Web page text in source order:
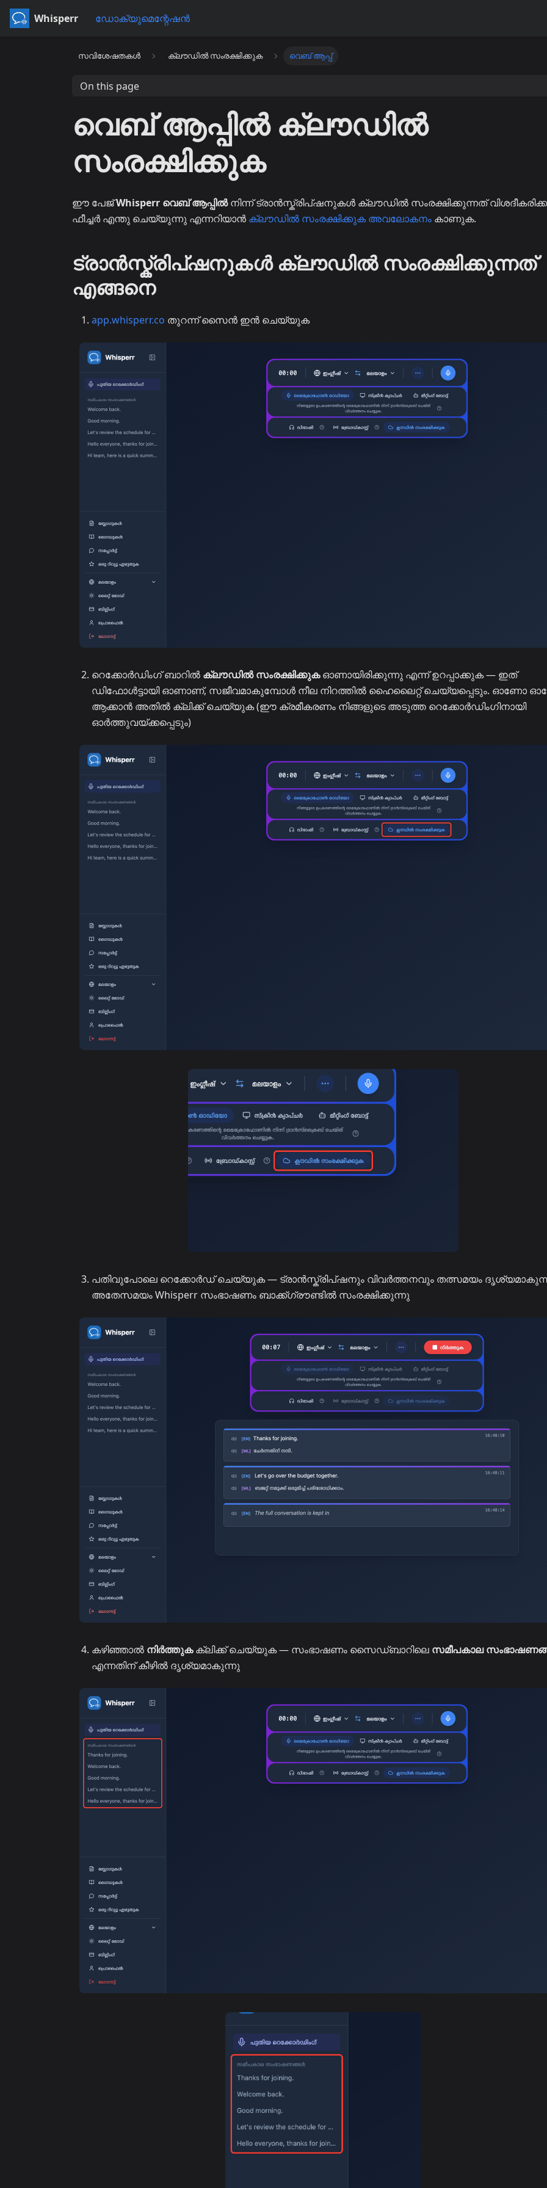
Whisperr ഡോക്യുമെന്റേഷൻ
സവിശേഷതകൾ ക്ലൗഡിൽ സംരക്ഷിക്കുക വെബ് ആപ്പ്
On this page
വെബ് ആപ്പിൽ ക്ലൗഡിൽ
സംരക്ഷിക്കുക
ഈ പേജ്Whisperr വെബ് ആപ്പിൽനിന്ന് ട്രാൻസ്ക്രിപ്ഷനുകൾ ക്ലൗഡിൽ സംരക്ഷിക്കുന്നത്
ഫീച്ചർ എന്തു ചെയ്യുന്നു എന്നറിയാൻ ക്ലൗഡിൽ സംരക്ഷിക്കുക അവലോകനം കാണുക.
ട്രാൻസ്ക്രിപ്ഷനുകൾ ക്ലൗഡിൽ സംരക്ഷിക്കുന്നത്
എങ്ങനെ
app.whisperr.co തുറന്ന് സൈൻ ഇൻ ചെയ്യുക
റെക്കോർഡിംഗ് ബാറിൽ ക്ലൗഡിൽ സംരക്ഷിക്കുകഓണായിരിക്കുന്നു എന്ന് ഉറപ്പാക്കുക — ഇത്
ഡിഫോൾട്ടായി ഓണാണ്, സജീവമാകുമ്പോൾ നീല നിറത്തിൽ ഹൈലൈറ്റ് ചെയ്യപ്പെടും. ഓണോ
ആക്കാൻ അതിൽ ക്ലിക്ക് ചെയ്യുക (ഈ ക്രമീകരണം നിങ്ങളുടെ അടുത്ത റെക്കോർഡിംഗിനായി
ഓർത്തുവയ്ക്കപ്പെടും)
പതിവുപോലെ റെക്കോർഡ് ചെയ്യുക — ട്രാൻസ്ക്രിപ്ഷനും വിവർത്തനവും തത്സമയം
അതേസമയം Whisperr സംഭാഷണം ബാക്ക്ഗ്രൗണ്ടിൽ സംരക്ഷിക്കുന്നു
കഴിഞ്ഞാൽ നിർത്തുകക്ലിക്ക് ചെയ്യുക — സംഭാഷണം സൈഡ്ബാറിലെ സമീപകാല
എന്നതിന് കീഴിൽ ദൃശ്യമാകുന്നു